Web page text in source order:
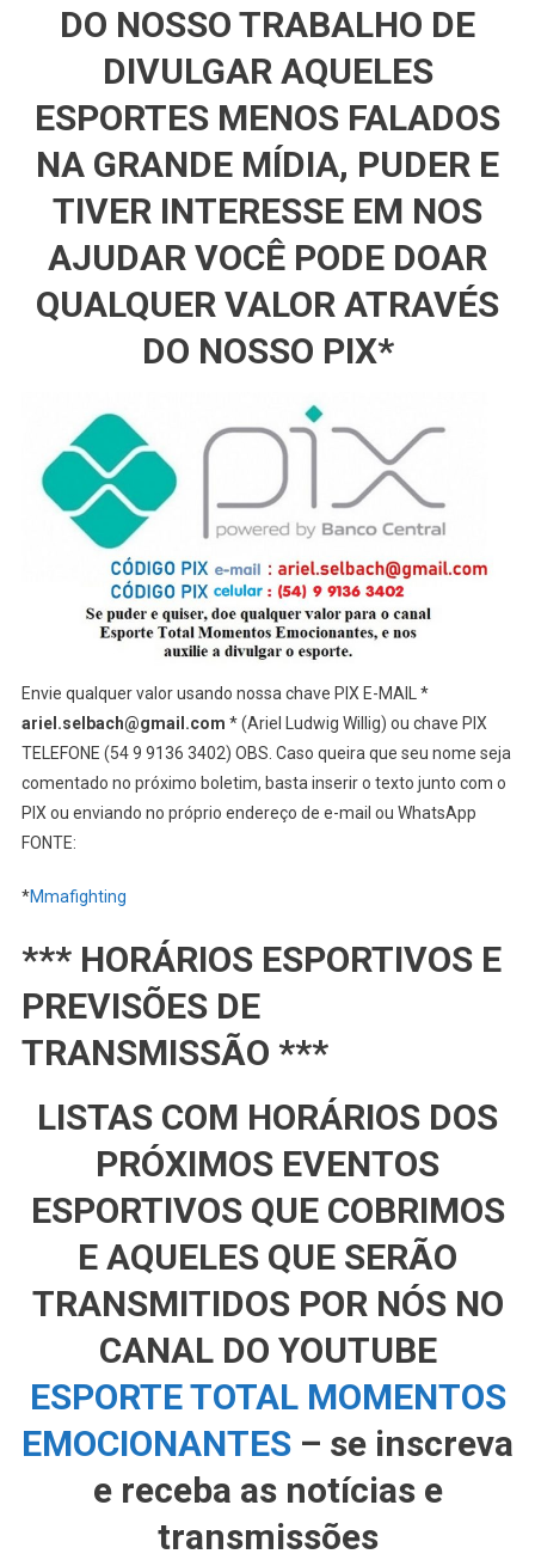
DO NOSSO TRABALHO DE
DIVULGAR AQUELES
ESPORTES MENOS FALADOS
NA GRANDE MÍDIA, PUDER E
TIVER INTERESSE EM NOS
AJUDAR VOCÊ PODE DOAR
QUALQUER VALOR ATRAVÉS
DO NOSSO PIX*
Envie qualquer valor usando nossa chave PIX E-MAIL *
ariel.selbach@gmail.com * (Ariel Ludwig Willig) ou chave PIX
TELEFONE (54 9 9136 3402) OBS. Caso queira que seu nome seja
comentado no próximo boletim, basta inserir o texto junto com o
PIX ou enviando no próprio endereço de e-mail ou WhatsApp
FONTE:
*Mmafighting
*** HORÁRIOS ESPORTIVOS E
PREVISÕES DE
TRANSMISSÃO ***
LISTAS COM HORÁRIOS DOS
PRÓXIMOS EVENTOS
ESPORTIVOS QUE COBRIMOS
E AQUELES QUE SERÃO
TRANSMITIDOS POR NÓS NO
CANAL DO YOUTUBE
ESPORTE TOTAL MOMENTOS
EMOCIONANTES – se inscreva
e receba as notícias e
transmissões